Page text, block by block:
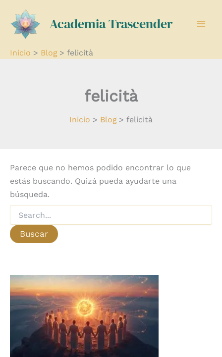
contenido
Academia Trascender
Inicio Blog felicità
felicità
Inicio Blog felicità
Parece que no hemos podido encontrar lo que
estás buscando. Quizá pueda ayudarte una
búsqueda.
por: